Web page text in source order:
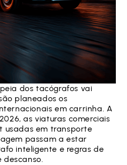
dos tacógrafos vai
planeados os
em carrinha. A
as viaturas comerciais
usadas em transporte
passam a estar
inteligente e regras de
descanso.